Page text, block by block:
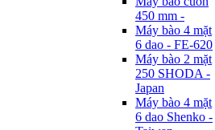
450 mm -
Máy bào 4 mặt
6 dao - FE-620
Máy bào 2 mặt
250 SHODA -
Japan
Máy bào 4 mặt
6 dao Shenko -